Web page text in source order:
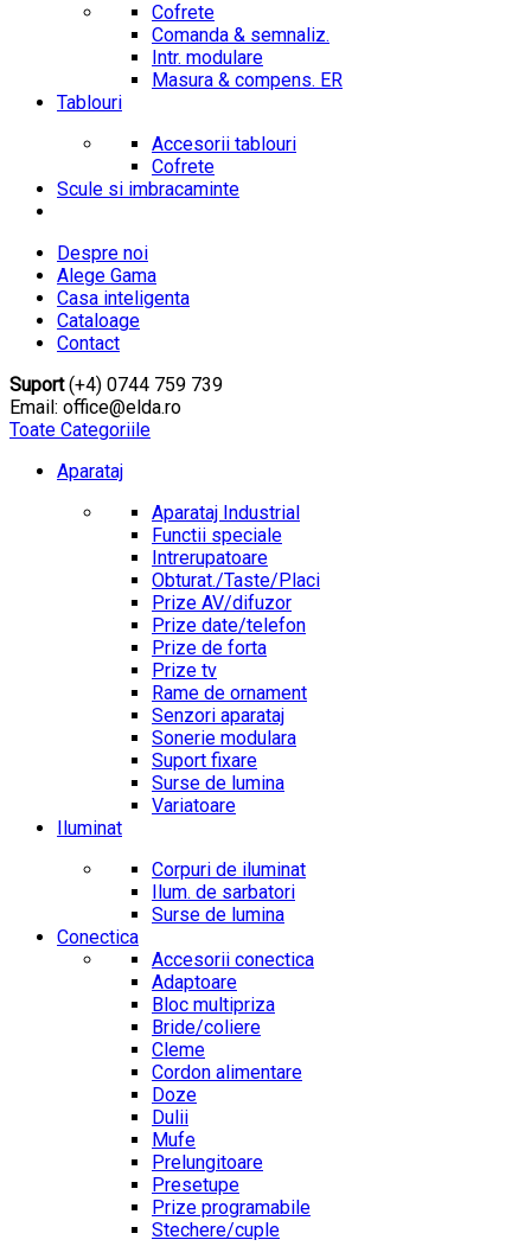
Cofrete
Comanda & semnaliz.
Intr. modulare
Masura & compens. ER
Tablouri
Accesorii tablouri
Cofrete
Scule si imbracaminte
Despre noi
Alege Gama
Casa inteligenta
Cataloage
Contact
Suport(+4) 0744 759 739
Email: office@elda.ro
Toate Categoriile
Aparataj
Aparataj Industrial
Functii speciale
Intrerupatoare
Obturat./Taste/Placi
Prize AV/difuzor
Prize date/telefon
Prize de forta
Prize tv
Rame de ornament
Senzori aparataj
Sonerie modulara
Suport fixare
Surse de lumina
Variatoare
Iluminat
Corpuri de iluminat
Ilum. de sarbatori
Surse de lumina
Conectica
Accesorii conectica
Adaptoare
Bloc multipriza
Bride/coliere
Cleme
Cordon alimentare
Doze
Dulii
Mufe
Prelungitoare
Presetupe
Prize programabile
Stechere/cuple